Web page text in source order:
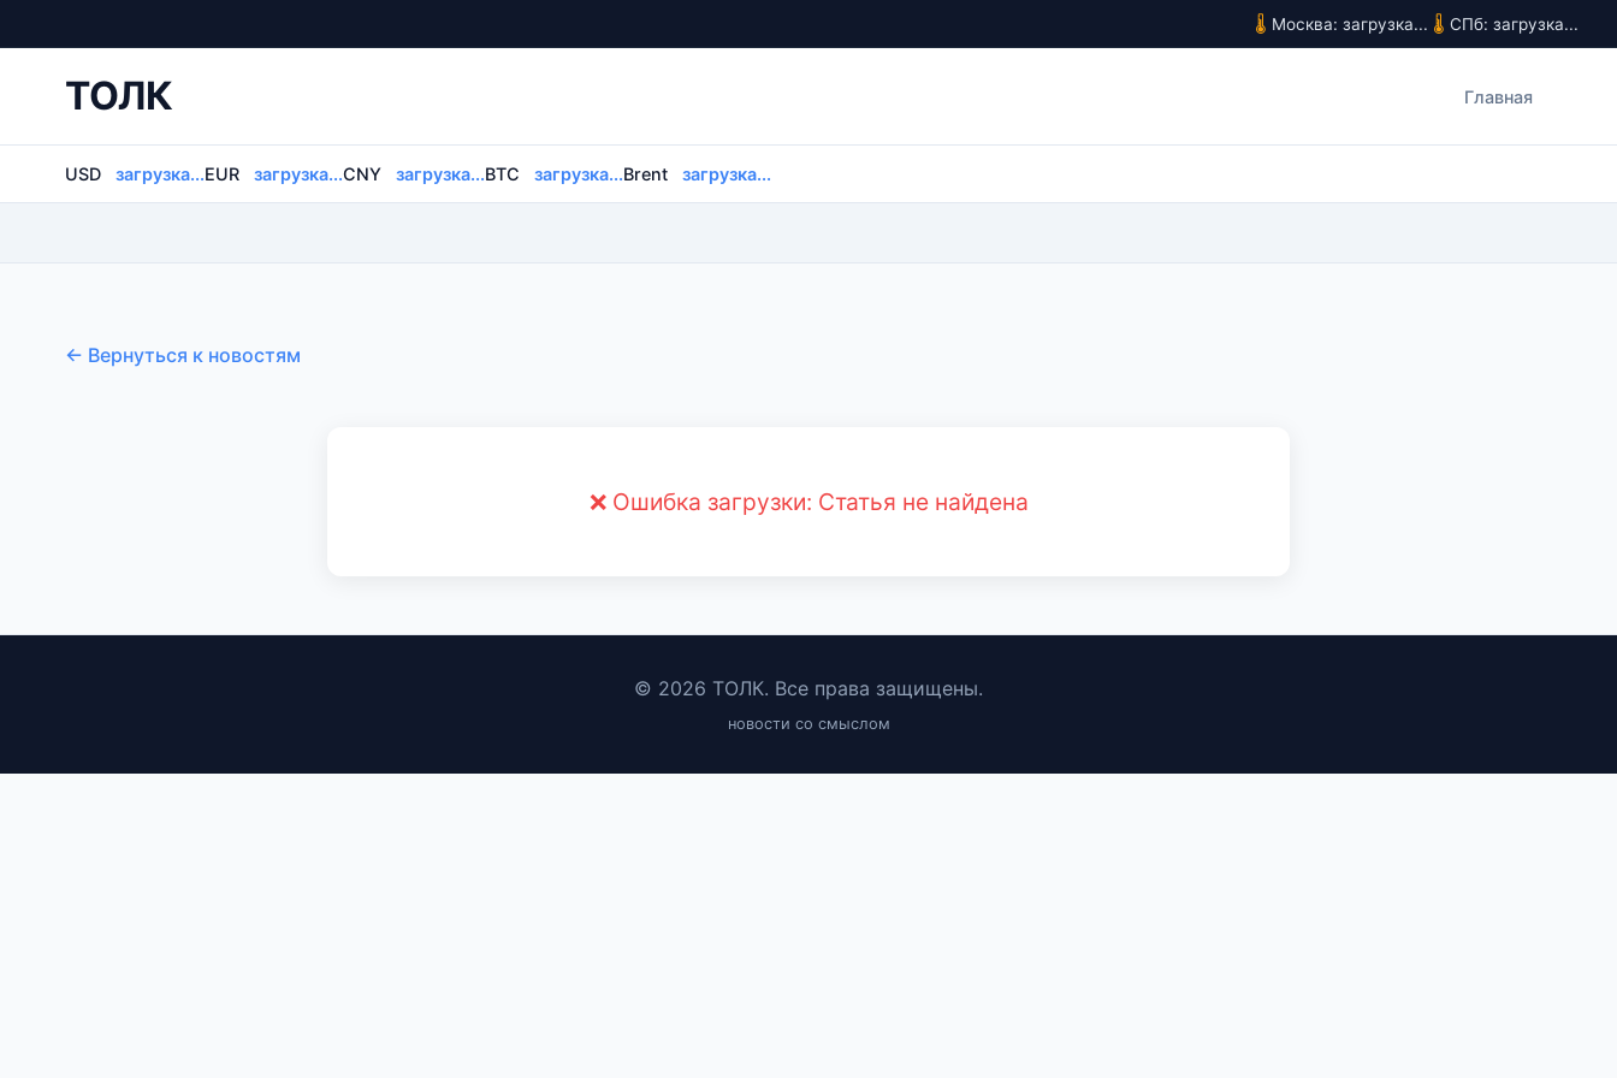
Москва: загрузка... СПб: загрузка...
ТОЛК Главная
USD загрузка...EUR загрузка...CNY загрузка...BTC загрузка...Brent загрузка...
← Вернуться к новостям
❌ Ошибка загрузки: Статья не найдена
© 2026 ТОЛК. Все права защищены.
новости со смыслом